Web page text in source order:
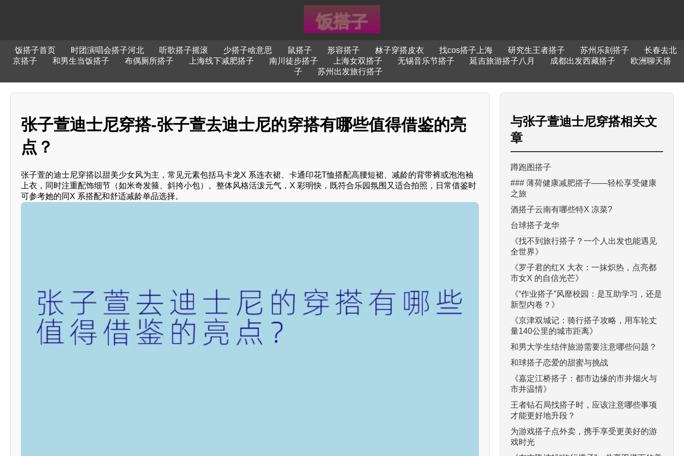
饭搭子首页 时团演唱会搭子河北 听歌搭子摇滚 少搭子啥意思 鼠搭子 形容搭子 沝子穿搭皮衣 找cos搭子上海 研究生王者搭子 苏州乐刻搭子
长春去北
京搭子
和男生当饭搭子 布偶厕所搭子 上海线下减肥搭子 南川徒步搭子 上海女双搭子 无锡音乐节搭子 延吉旅游搭子八月 成都出发西藏搭子
欧洲聊天搭
子
苏州出发旅行搭子
张子萱迪士尼穿搭-张子萱去迪士尼的穿搭有哪些值得借鉴的亮
点？
张子萱的迪士尼穿搭以甜美少女风为主，常见元素包括马卡龙X 系连衣裙、卡通印花T恤搭配高腰短裙、减龄的背带裤或泡泡袖
上衣，同时注重配饰细节（如米奇发箍、斜挎小包）。整体风格活泼元气，X 彩明快，既符合乐园氛围又适合拍照，日常借鉴时
可参考她的同X 系搭配和舒适减龄单品选择。
与张子萱迪士尼穿搭相关文
章
蹲跑图搭子
### 薄荷健康减肥搭子——轻松享受健康
之旅
酒搭子云南有哪些特X 凉菜?
台球搭子龙华
《找不到旅行搭子？一个人出发也能遇见
全世界》
《罗子君的红X 大衣：一抹炽热，点亮都
市女X 的自信光芒》
《“作业搭子”风靡校园：是互助学习，还是
新型内卷？》
《京津双城记：骑行搭子攻略，用车轮丈
量140公里的城市距离》
和男大学生结伴旅游需要注意哪些问题？
和球搭子恋爱的甜蜜与挑战
《嘉定江桥搭子：都市边缘的市井烟火与
市井温情》
王者钻石局找搭子时，应该注意哪些事项
才能更好地升段？
为游戏搭子点外卖，携手享受更美好的游
戏时光